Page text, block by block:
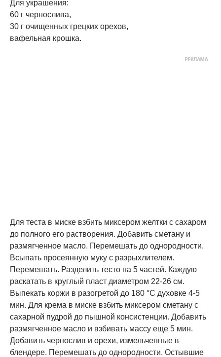
Для украшения:
60 г чернослива,
30 г очищенных грецких орехов,
вафельная крошка.
Для теста в миске взбить миксером желтки с сахаром
до полного его растворения. Добавить сметану и
размягченное масло. Перемешать до однородности.
Всыпать просеянную муку с разрыхлителем.
Перемешать. Разделить тесто на 5 частей. Каждую
раскатать в круглый пласт диаметром 22-26 см.
Выпекать коржи в разогретой до 180 °С духовке 4-5
мин. Для крема в миске взбить миксером сметану с
сахарной пудрой до пышной консистенции. Добавить
размягченное масло и взбивать массу еще 5 мин.
Добавить чернослив и орехи, измельченные в
блендере. Перемешать до однородности. Остывшие